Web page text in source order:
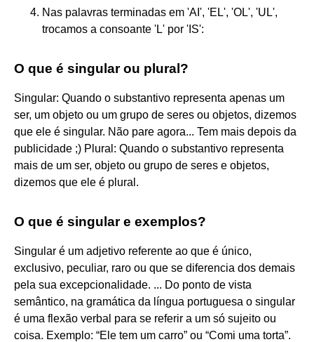
Nas palavras terminadas em 'AI', 'EL', 'OL', 'UL',
trocamos a consoante 'L' por 'IS':
O que é singular ou plural?
Singular: Quando o substantivo representa apenas um
ser, um objeto ou um grupo de seres ou objetos, dizemos
que ele é singular. Não pare agora... Tem mais depois da
publicidade ;) Plural: Quando o substantivo representa
mais de um ser, objeto ou grupo de seres e objetos,
dizemos que ele é plural.
O que é singular e exemplos?
Singular é um adjetivo referente ao que é único,
exclusivo, peculiar, raro ou que se diferencia dos demais
pela sua excepcionalidade. ... Do ponto de vista
semântico, na gramática da língua portuguesa o singular
é uma flexão verbal para se referir a um só sujeito ou
coisa. Exemplo: “Ele tem um carro” ou “Comi uma torta”.